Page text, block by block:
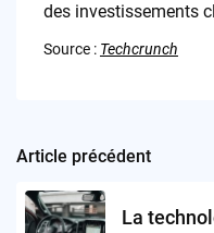
des investissements
Source : Techcrunch
Post
navigation
Article précédent
La